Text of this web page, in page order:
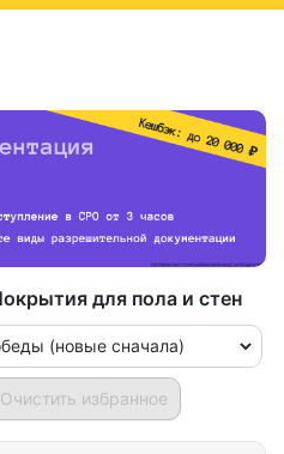
для пола и стен
(новые сначала)
Очистить избранное